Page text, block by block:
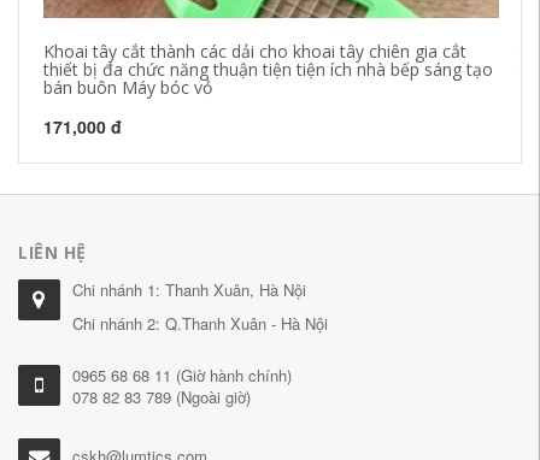
Khoai tây cắt thành các dải cho khoai tây chiên gia cắt
thiết bị đa chức năng thuận tiện tiện ích nhà bếp sáng tạo
bán buôn Máy bóc vỏ
171,000 đ
LIÊN HỆ
Chi nhánh 1: Thanh Xuân, Hà Nội
Chi nhánh 2: Q.Thanh Xuân - Hà Nội
0965 68 68 11 (Giờ hành chính)
078 82 83 789 (Ngoài giờ)